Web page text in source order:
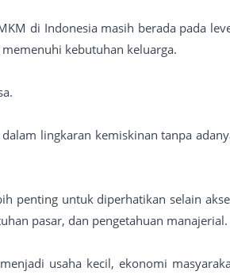
di Indonesia masih berada pada
kebutuhan keluarga.
lingkaran kemiskinan tanpa
penting untuk diperhatikan selain
pasar, dan pengetahuan manajerial.
usaha kecil, ekonomi